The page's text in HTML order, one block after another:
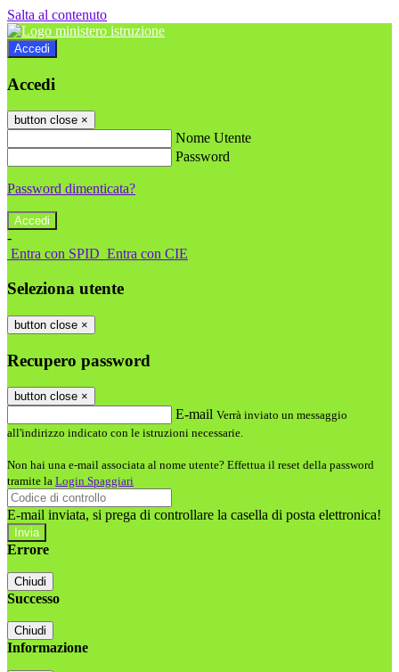
Salta al contenuto
Accedi
Accedi
button close ×
Nome Utente
Password
Password dimenticata?
-
Entra con SPID Entra con CIE
Seleziona utente
button close ×
Recupero password
button close ×
E-mail Verrà inviato un messaggio
all'indirizzo indicato con le istruzioni necessarie.
Non hai una e-mail associata al nome utente? Effettua il reset della password
tramite la Login Spaggiari
E-mail inviata, si prega di controllare la casella di posta elettronica!
Errore
Chiudi
Successo
Chiudi
Informazione